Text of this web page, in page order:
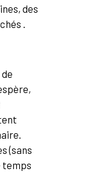
des
.
(sans
temps